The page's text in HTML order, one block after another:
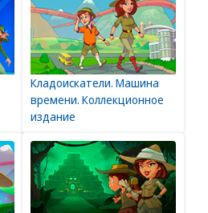
Кладоискатели. Машина
времени. Коллекционное
издание